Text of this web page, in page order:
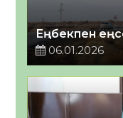
Еңбекпен
06.01.2026